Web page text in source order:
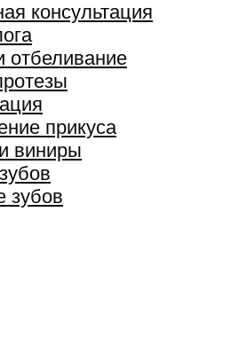
консультация
отбеливание
прикуса
виниры
зубов